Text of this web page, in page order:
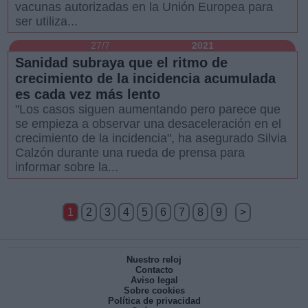
vacunas autorizadas en la Unión Europea para
ser utiliza...
27/7 2021
Sanidad subraya que el ritmo de
crecimiento de la incidencia acumulada
es cada vez más lento
"Los casos siguen aumentando pero parece que
se empieza a observar una desaceleración en el
crecimiento de la incidencia", ha asegurado Silvia
Calzón durante una rueda de prensa para
informar sobre la...
1 2 3 4 5 6 7 8 9 >
Nuestro reloj
Contacto
Aviso legal
Sobre cookies
Política de privacidad